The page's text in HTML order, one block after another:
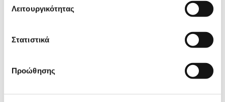
Λειτουργικότητας
Στατιστικά
Προώθησης
Δες τι κλίκαραν όσοι είδαν το ίδιο
προϊόν με εσένα!